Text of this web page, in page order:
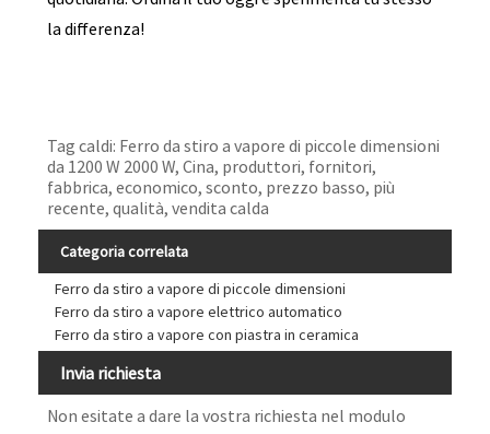
la differenza!
Tag caldi: Ferro da stiro a vapore di piccole dimensioni
da 1200 W 2000 W, Cina, produttori, fornitori,
fabbrica, economico, sconto, prezzo basso, più
recente, qualità, vendita calda
Categoria correlata
Ferro da stiro a vapore di piccole dimensioni
Ferro da stiro a vapore elettrico automatico
Ferro da stiro a vapore con piastra in ceramica
Invia richiesta
Non esitate a dare la vostra richiesta nel modulo